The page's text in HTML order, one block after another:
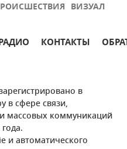
ВИЗУАЛ
КОНТАКТЫ
в
в сфере связи,
массовых коммуникаций
и автоматического